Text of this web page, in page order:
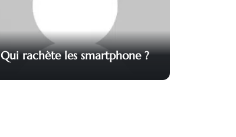
Qui rachète les smartphone ?